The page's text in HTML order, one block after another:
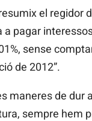
el regidor
pagar
sense
de 2012”.
maneres de
sempre hem